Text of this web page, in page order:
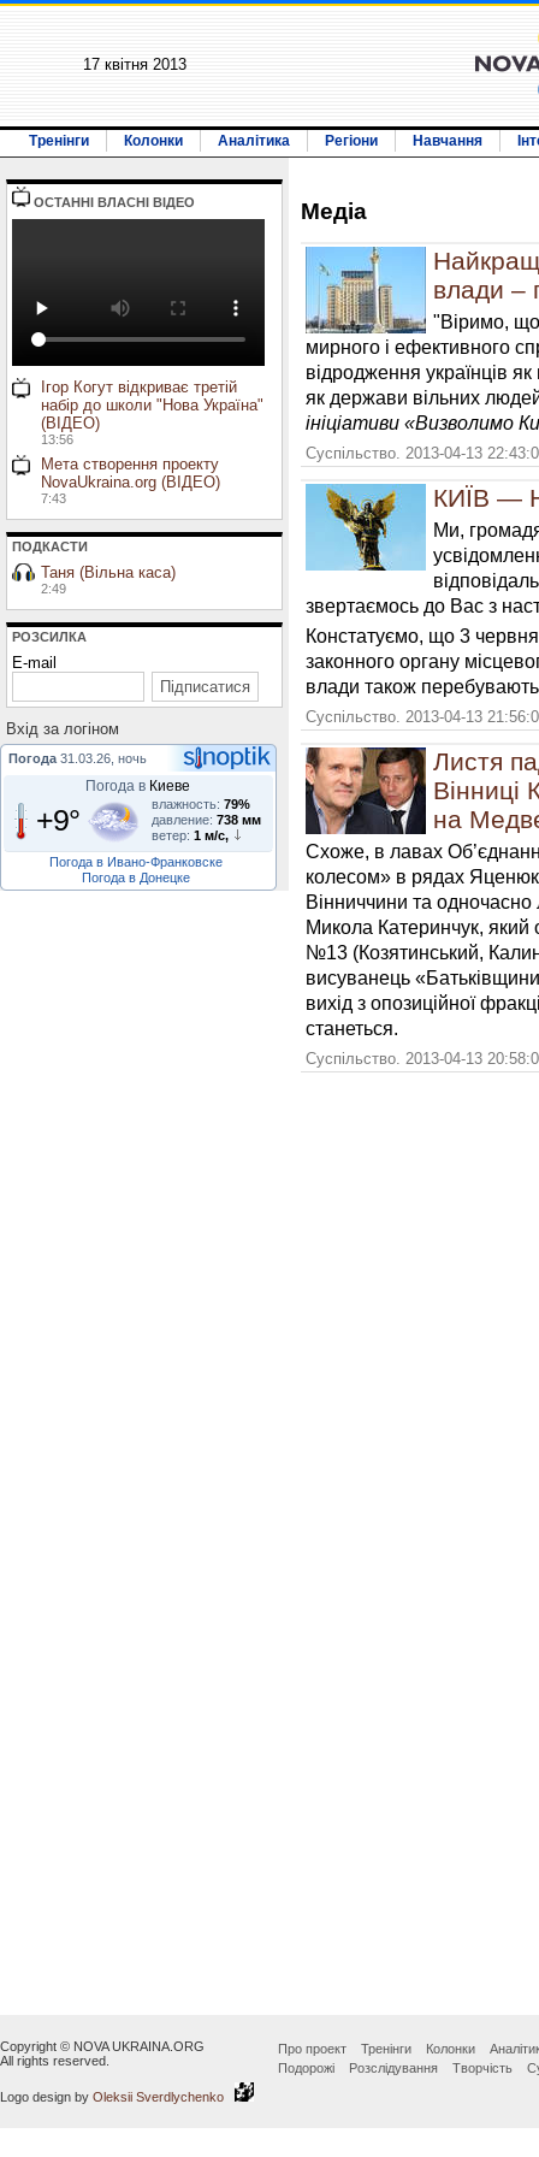
17 квiтня 2013
Тренінги Колонки Аналітика Регіони Навчання
ОСТАННI ВЛАСНI ВIДЕО
Ігор Когут відкриває третій
набір до школи "Нова Україна"
(ВІДЕО)
13:56
Мета створення проекту
NovaUkraina.org (ВІДЕО)
7:43
ПОДКАСТИ
Таня (Вільна каса)
2:49
РОЗСИЛКА
E-mail
Вхiд за логiном
Погода 31.03.26, ночь
Погода в Киеве
+9° влажность: 79%
давление: 738 мм
ветер: 1 м/с,
Погода в Ивано-Франковске
Погода в Донецке
Медiа
влади –
"Віримо,
мирного і ефективного
відродження українців як
як держави вільних
ініціативи «Визволимо
Суспільство. 2013-04-13
КИЇВ —
Ми,
звертаємось до Вас з
Констатуємо, що 3
законного органу
влади також перебувають
Суспільство. 2013-04-13
Листя
Вінниці
на
Схоже, в лавах
колесом» в рядах
Вінниччини та одночасно
Микола Катеринчук, який
№13 (Козятинський,
висуванець
вихід з опозиційної
станеться.
Суспільство. 2013-04-13
Copyright © NOVA UKRAINA.ORG
All rights reserved.
Logo design by Oleksii Sverdlychenko
Про проект Тренінги Колонки
Подорожі
Розслідування Творчість